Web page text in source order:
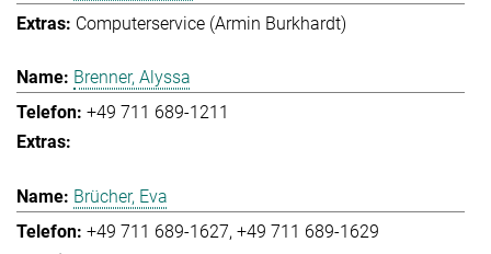
Computerservice (Armin Burkhardt)
Brenner, Alyssa
+49 711 689-1211
Brücher, Eva
+49 711 689-1627 +49 711 689-1629